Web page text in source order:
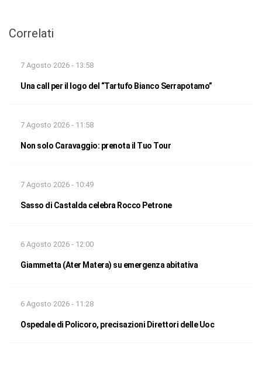
Correlati
7 Agosto 2026 - 13:58
Una call per il logo del “Tartufo Bianco Serrapotamo”
7 Agosto 2026 - 11:58
Non solo Caravaggio: prenota il Tuo Tour
7 Agosto 2026 - 10:49
Sasso di Castalda celebra Rocco Petrone
6 Agosto 2026 - 12:00
Giammetta (Ater Matera) su emergenza abitativa
6 Agosto 2026 - 11:28
Ospedale di Policoro, precisazioni Direttori delle Uoc